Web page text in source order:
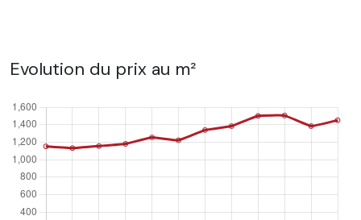
Evolution du prix au m²